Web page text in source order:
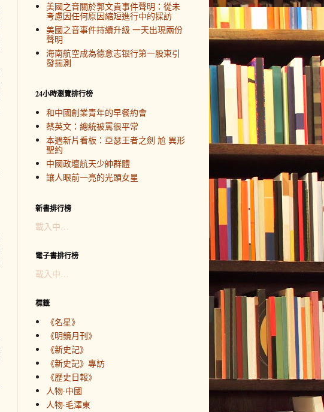
美國之音關於郭文貴事件聲明：從未
考慮因任何原因縮短進行中的採訪
美國之音事件持續升級 一天出現兩份
聲明
海南航空成為德意志银行第一股東引
發揣測
24小時瀏覽排行榜
和中國創業青年的早餐約會
蔡英文：總統被罵很平常
本週新片看板：亞瑟王者之劍 尬 異形
聖約
中國政壇航天少帥群體
讓人眼前一亮的光頭女星
新書排行榜
載入中…
電子書排行榜
載入中…
標籤
《名星》
《明鏡月刊》
《新史記》
《新史記》專訪
《歷史日報》
人物·中國
人物·毛澤東